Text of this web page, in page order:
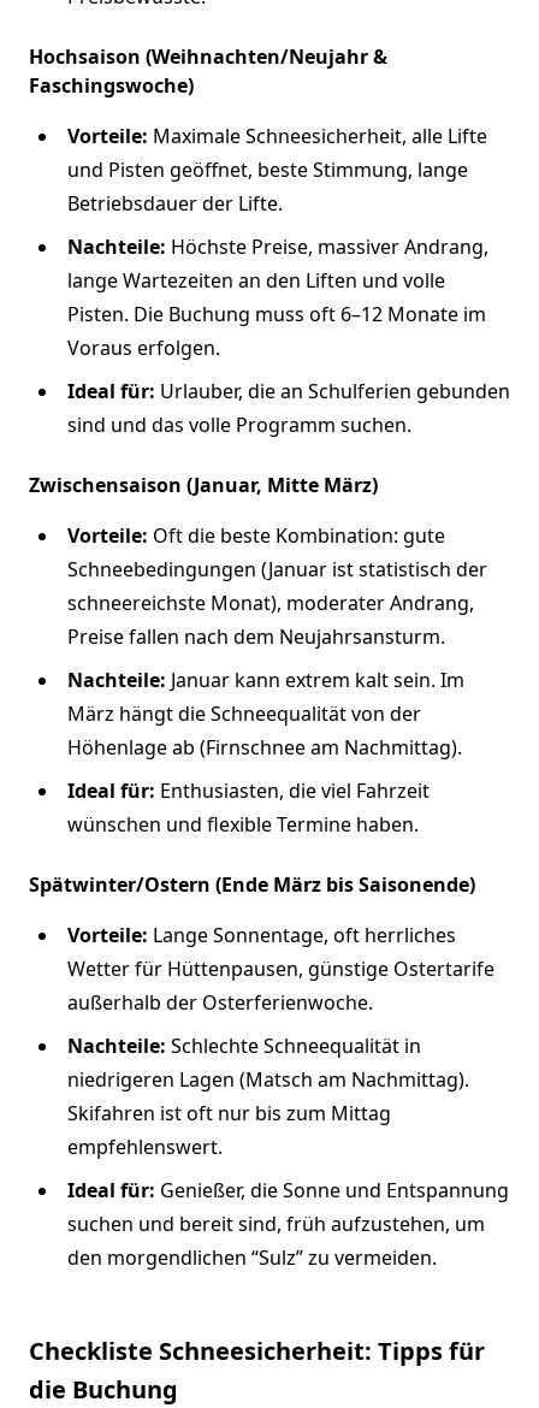
Hochsaison (Weihnachten/Neujahr &
Faschingswoche)
Vorteile: Maximale Schneesicherheit, alle Lifte
und Pisten geöffnet, beste Stimmung, lange
Betriebsdauer der Lifte.
Nachteile: Höchste Preise, massiver Andrang,
lange Wartezeiten an den Liften und volle
Pisten. Die Buchung muss oft 6–12 Monate im
Voraus erfolgen.
Ideal für: Urlauber, die an Schulferien gebunden
sind und das volle Programm suchen.
Zwischensaison (Januar, Mitte März)
Vorteile: Oft die beste Kombination: gute
Schneebedingungen (Januar ist statistisch der
schneereichste Monat), moderater Andrang,
Preise fallen nach dem Neujahrsansturm.
Nachteile: Januar kann extrem kalt sein. Im
März hängt die Schneequalität von der
Höhenlage ab (Firnschnee am Nachmittag).
Ideal für: Enthusiasten, die viel Fahrzeit
wünschen und flexible Termine haben.
Spätwinter/Ostern (Ende März bis Saisonende)
Vorteile: Lange Sonnentage, oft herrliches
Wetter für Hüttenpausen, günstige Ostertarife
außerhalb der Osterferienwoche.
Nachteile: Schlechte Schneequalität in
niedrigeren Lagen (Matsch am Nachmittag).
Skifahren ist oft nur bis zum Mittag
empfehlenswert.
Ideal für: Genießer, die Sonne und Entspannung
suchen und bereit sind, früh aufzustehen, um
den morgendlichen “Sulz” zu vermeiden.
Checkliste Schneesicherheit: Tipps für
die Buchung